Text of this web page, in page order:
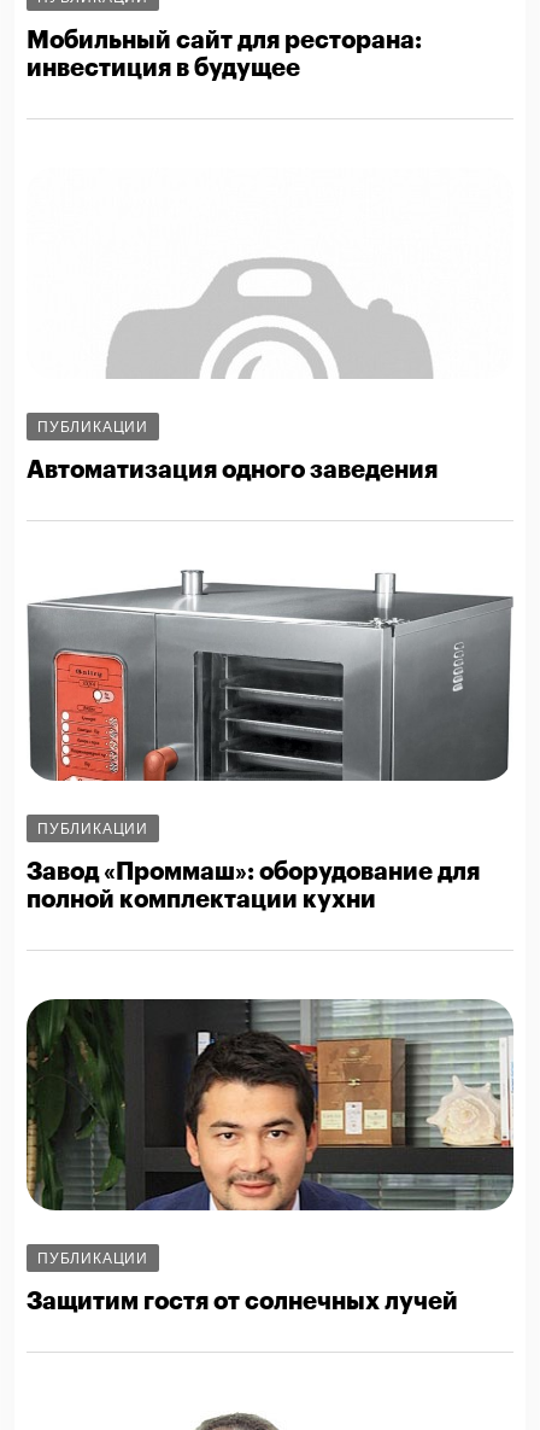
Мобильный сайт для ресторана:
инвестиция в будущее
ПУБЛИКАЦИИ
Автоматизация одного заведения
ПУБЛИКАЦИИ
Завод «Проммаш»: оборудование для
полной комплектации кухни
ПУБЛИКАЦИИ
Защитим гостя от солнечных лучей